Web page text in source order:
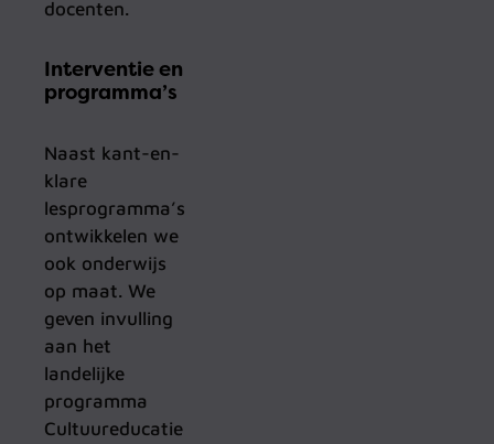
docenten.
Interventie en
programma’s
Naast kant-en-
klare
lesprogramma’s
ontwikkelen we
ook onderwijs
op maat. We
geven invulling
aan het
landelijke
programma
Cultuureducatie